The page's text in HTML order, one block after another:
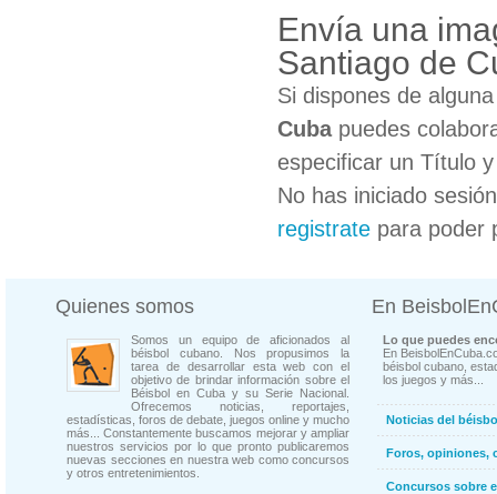
Envía una
Santiago de
Si dispones de
Cubapuedes
especificar un Título
No has iniciado
registrate para poder
Quienes somos
Somos un equipo de aficionados al
béisbol cubano. Nos propusimos la
tarea de desarrollar esta web con el
objetivo de brindar información sobre el
Béisbol en Cuba y su Serie Nacional.
Ofrecemos noticias, reportajes,
estadísticas, foros de debate, juegos online y mucho
más... Constantemente buscamos mejorar y ampliar
nuestros servicios por lo que pronto publicaremos
nuevas secciones en nuestra web como concursos
y otros entretenimientos.
En
Lo que puedes
En
béisbol cubano,
los juegos y más...
Noticias del
Foros, opiniones,
Concursos sobre